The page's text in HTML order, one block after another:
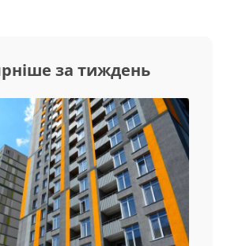
за тиждень